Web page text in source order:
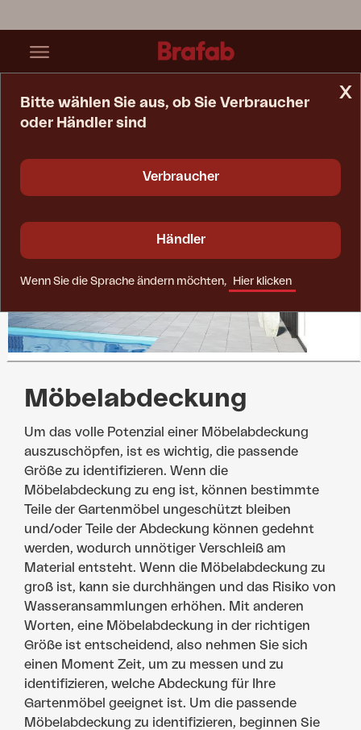
Möbelabdeckung
Um das volle Potenzial einer Möbelabdeckung
auszuschöpfen, ist es wichtig, die passende
Größe zu identifizieren. Wenn die
Möbelabdeckung zu eng ist, können bestimmte
Teile der Gartenmöbel ungeschützt bleiben
und/oder Teile der Abdeckung können gedehnt
werden, wodurch unnötiger Verschleiß am
Material entsteht. Wenn die Möbelabdeckung zu
groß ist, kann sie durchhängen und das Risiko von
Wasseransammlungen erhöhen. Mit anderen
Worten, eine Möbelabdeckung in der richtigen
Größe ist entscheidend, also nehmen Sie sich
einen Moment Zeit, um zu messen und zu
identifizieren, welche Abdeckung für Ihre
Gartenmöbel geeignet ist. Um die passende
Möbelabdeckung zu identifizieren, beginnen Sie
x
Bitte wählen Sie aus, ob Sie Verbraucher
oder Händler sind
Verbraucher
Händler
Wenn Sie die Sprache ändern möchten, Hier klicken